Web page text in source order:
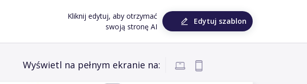
Kliknij edytuj, aby otrzymać
swoją stronę AI
Edytuj szablon
Wyświetl na pełnym ekranie na: